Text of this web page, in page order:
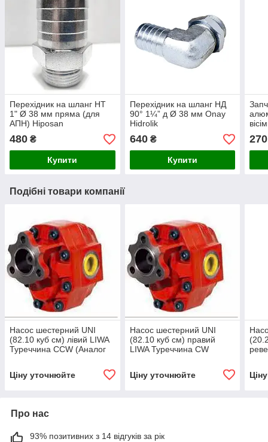
Перехідник на шланг НТ
1" Ø 38 мм пряма (для
АПН) Hiposan
480 ₴
Купити
Перехідник на шланг НД
90° 1¼” д Ø 38 мм Onay
Hidrolik
640₴
Купити
270
Подібні товари компанії
Насос шестерний UNI
(82.10 куб см) лівий LIWA
Туреччина СCW (Аналог
Ціну уточнюйте
Насос шестерний UNI
(82.10 куб см) правий
LIWA Туреччина СW
Ціну уточнюйте
Про нас
93% позитивних з 14 відгуків за рік